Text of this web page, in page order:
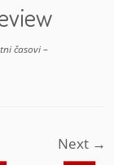
časovi –
Next →